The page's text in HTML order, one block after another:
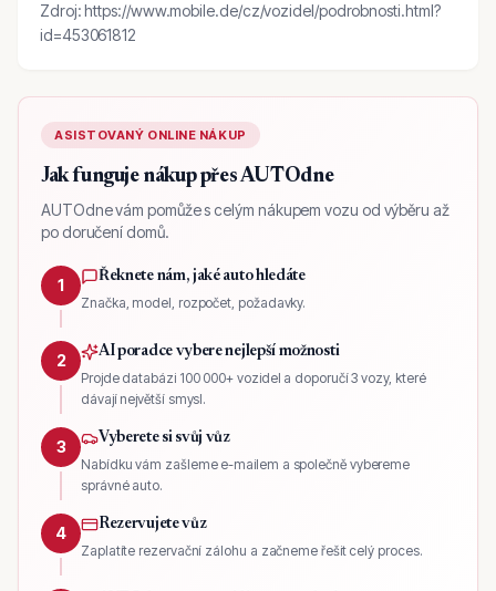
Zdroj: https://www.mobile.de/cz/vozidel/podrobnosti.html?
id=453061812
ASISTOVANÝ ONLINE NÁKUP
Jak funguje nákup přes AUTOdne
AUTOdne vám pomůže s celým nákupem vozu od výběru až
po doručení domů.
1 Řeknete nám, jaké auto hledáte
Značka, model, rozpočet, požadavky.
2 AI poradce vybere nejlepší možnosti
Projde databázi 100 000+ vozidel a doporučí 3 vozy, které
dávají největší smysl.
3 Vyberete si svůj vůz
Nabídku vám zašleme e-mailem a společně vybereme
správné auto.
4 Rezervujete vůz
Zaplatíte rezervační zálohu a začneme řešit celý proces.